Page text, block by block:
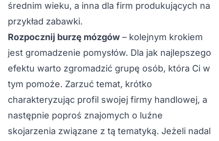
średnim wieku, a inna dla firm produkujących na
przykład zabawki.
Rozpocznij burzę mózgów – kolejnym krokiem
jest gromadzenie pomysłów. Dla jak najlepszego
efektu warto zgromadzić grupę osób, która Ci w
tym pomoże. Zarzuć temat, krótko
charakteryzując profil swojej firmy handlowej, a
następnie poproś znajomych o luźne
skojarzenia związane z tą tematyką. Jeżeli nadal